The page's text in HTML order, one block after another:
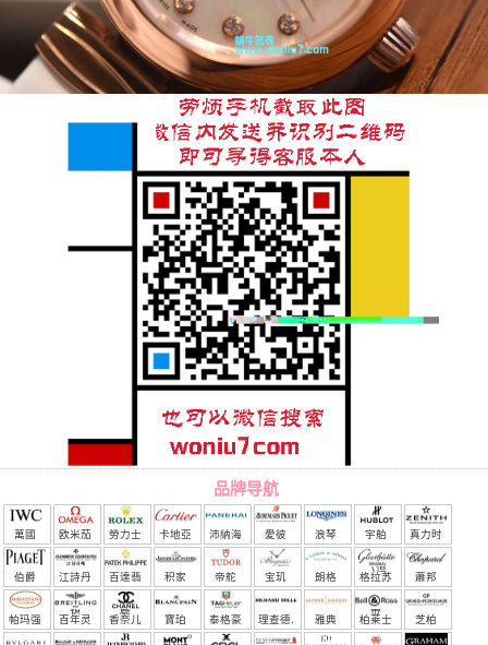
品牌导航
萬國 欧米茄 勞力士 卡地亞 沛納海 愛彼 浪琴 宇舶
（恒
宝）
真力时
伯爵 江詩丹
頓
百達翡
麗
积家 帝舵 宝玑 朗格 格拉苏
蒂
蕭邦
帕玛强 百年灵 香奈儿 寶珀 泰格豪 理查德. 雅典 柏莱士 芝柏